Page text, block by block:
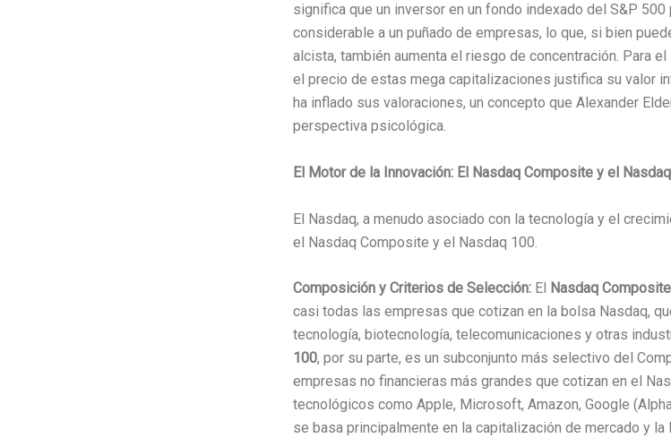
significa que un inversor en un fondo indexado del S&P
considerable a un puñado de empresas, lo que, si bien
alcista, también aumenta el riesgo de concentración. Para
el precio de estas mega capitalizaciones justifica su valor
ha inflado sus valoraciones, un concepto que Alexander
perspectiva psicológica.
El Motor de la Innovación: El Nasdaq Composite y el
El Nasdaq, a menudo asociado con la tecnología y el
el Nasdaq Composite y el Nasdaq 100.
Composición y Criterios de Selección: El Nasdaq Composite
casi todas las empresas que cotizan en la bolsa Nasdaq,
tecnología, biotecnología, telecomunicaciones y otras
100, por su parte, es un subconjunto más selectivo del
empresas no financieras más grandes que cotizan en el
tecnológicos como Apple, Microsoft, Amazon, Google
se basa principalmente en la capitalización de mercado y